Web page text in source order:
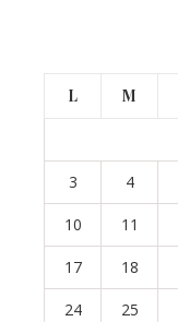
L M
3 4
10 11
17 18
24 25